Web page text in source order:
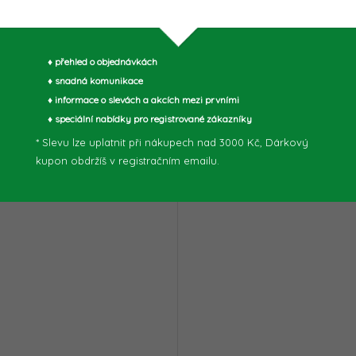
produktu doporučujeme ještě
♦ přehled o objednávkách
♦ snadná komunikace
♦ informace o slevách a akcích mezi prvními
♦ speciální nabídky pro registrované zákazníky
* Slevu lze uplatnit při nákupech nad 3000 Kč, Dárkový
kupon obdržíš v registračním emailu.